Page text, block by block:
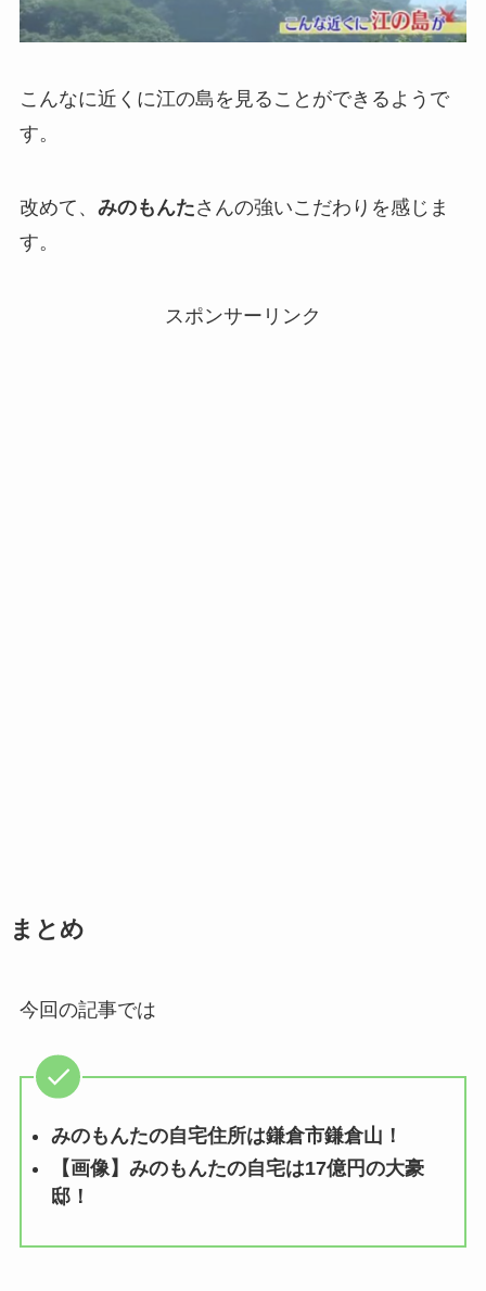
こんなに近くに江の島を見ることができるようで
す。
改めて、 みのもんたさんの強いこだわりを感じま
す。
スポンサーリンク
まとめ
今回の記事では
みのもんたの自宅住所は鎌倉市鎌倉山！
【画像】みのもんたの自宅は17億円の大豪
邸！